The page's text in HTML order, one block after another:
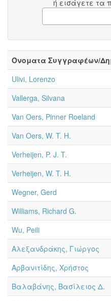
ή εισάγετε
Όνοματα Συγγραφέων/
Ulivi, Lorenzo
Vallerga, Silvana
Van Oers, Pinner Roeland
Van Oers, W. T. H.
Verheijen, P. J. T.
Verheijen, W. T. H.
Wegner, Gerd
Williams, Richard G.
Wu, Peili
Αλεξανδράκης, Γιώργος
Αρβανιτίδης, Χρήστος
Βαλαβάνης, Βασίλειος Δ.